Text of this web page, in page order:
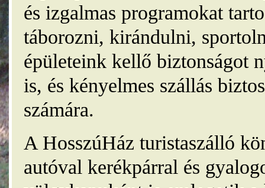
és izgalmas programokat
táborozni, kirándulni,
épületeink kellő biztonságot
is, és kényelmes szállás
számára.
A HosszúHáz turistaszálló
autóval kerékpárral és